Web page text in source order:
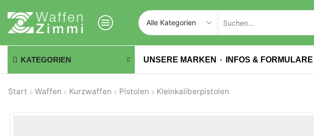
KATEGORIEN UNSERE MARKEN INFOS & FORMULARE
Start Waffen Kurzwaffen Pistolen Kleinkaliberpistolen